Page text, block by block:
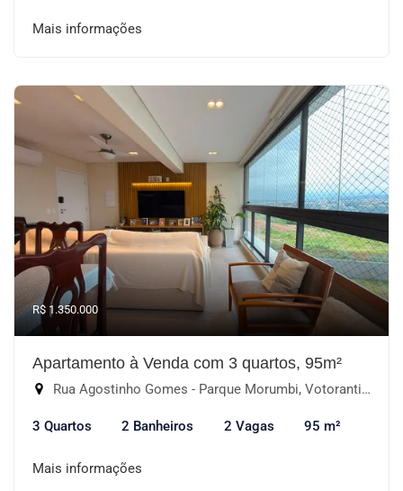
Mais informações
R$ 1.350.000
Apartamento à Venda com 3 quartos, 95m²
Rua Agostinho Gomes - Parque Morumbi, Votorantim-SP
3 Quartos 2 Banheiros 2 Vagas 95 m²
Mais informações